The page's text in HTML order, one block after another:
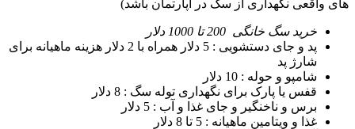
های واقعی نگهداری از سگ در آپارتمان باشد)
خرید سگ خانگی 200 تا 1000 دلار
پد و جای دستشویی : 5 دلار همراه با 2 دلار هزینه ماهیانه برای
شارژ پد
شامپو و حوله : 10 دلار
قفس یا پارک برای نگهداری توله سگ : 8 دلار
برس و ناخنگیر و جای غذا و آب : 5 دلار
غذا و ویتامین ماهیانه : 5 تا 8 دلار